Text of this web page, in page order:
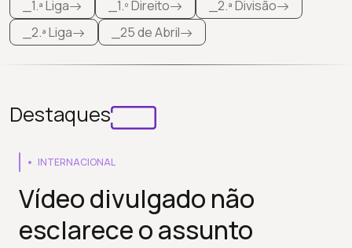
_1.ª Liga
_1.º Direito
_2.ª Divisão
_2.ª Liga
_25 de Abril
Destaques
INTERNACIONAL
Vídeo divulgado não
esclarece o assunto